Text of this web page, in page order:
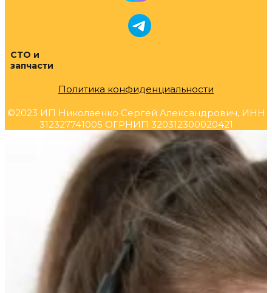
СТО и
запчасти
Политика конфиденциальности
©2023 ИП Николаенко Сергей Александрович, ИНН
312327741005 ОГРНИП 320312300020421